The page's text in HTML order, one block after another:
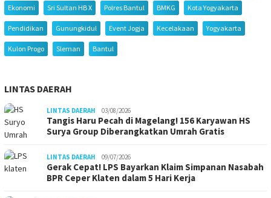
Ekonomi Sri Sultan HB X Polres Bantul BMKG Kota Yogyakarta
Pendidikan Gunungkidul Event Jogja Kecelakaan Yogyakarta
Kulon Progo Sleman Bantul
LINTAS DAERAH
LINTAS DAERAH 03/08/2026
Tangis Haru Pecah di Magelang! 156 Karyawan HS
Surya Group Diberangkatkan Umrah Gratis
LINTAS DAERAH 09/07/2026
Gerak Cepat! LPS Bayarkan Klaim Simpanan Nasabah
BPR Ceper Klaten dalam 5 Hari Kerja